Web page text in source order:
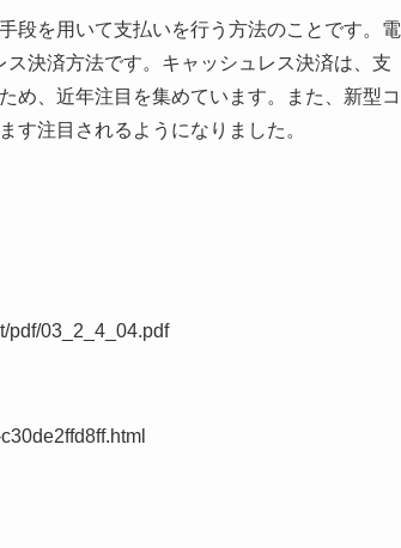
段を用いて支払いを行う方法のことです。電
決済方法です。キャッシュレス決済は、支
め、近年注目を集めています。また、新型コ
す注目されるようになりました。
pdf/03_2_4_04.pdf